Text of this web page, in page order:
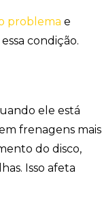
problema e
condição.
ele está
frenagens mais
do disco,
Isso afeta